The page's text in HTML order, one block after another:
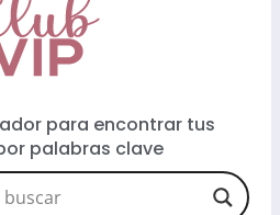
para encontrar tus
palabras clave